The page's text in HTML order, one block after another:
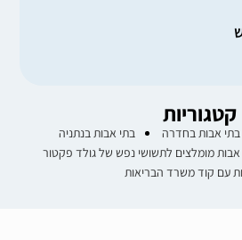
קטגוריות
בתי אבות בחדרה
בתי אבות בנתניה
אבות מומלצים לתשושי נפש של גולד פקטור
עם קוד משרד הבריאות